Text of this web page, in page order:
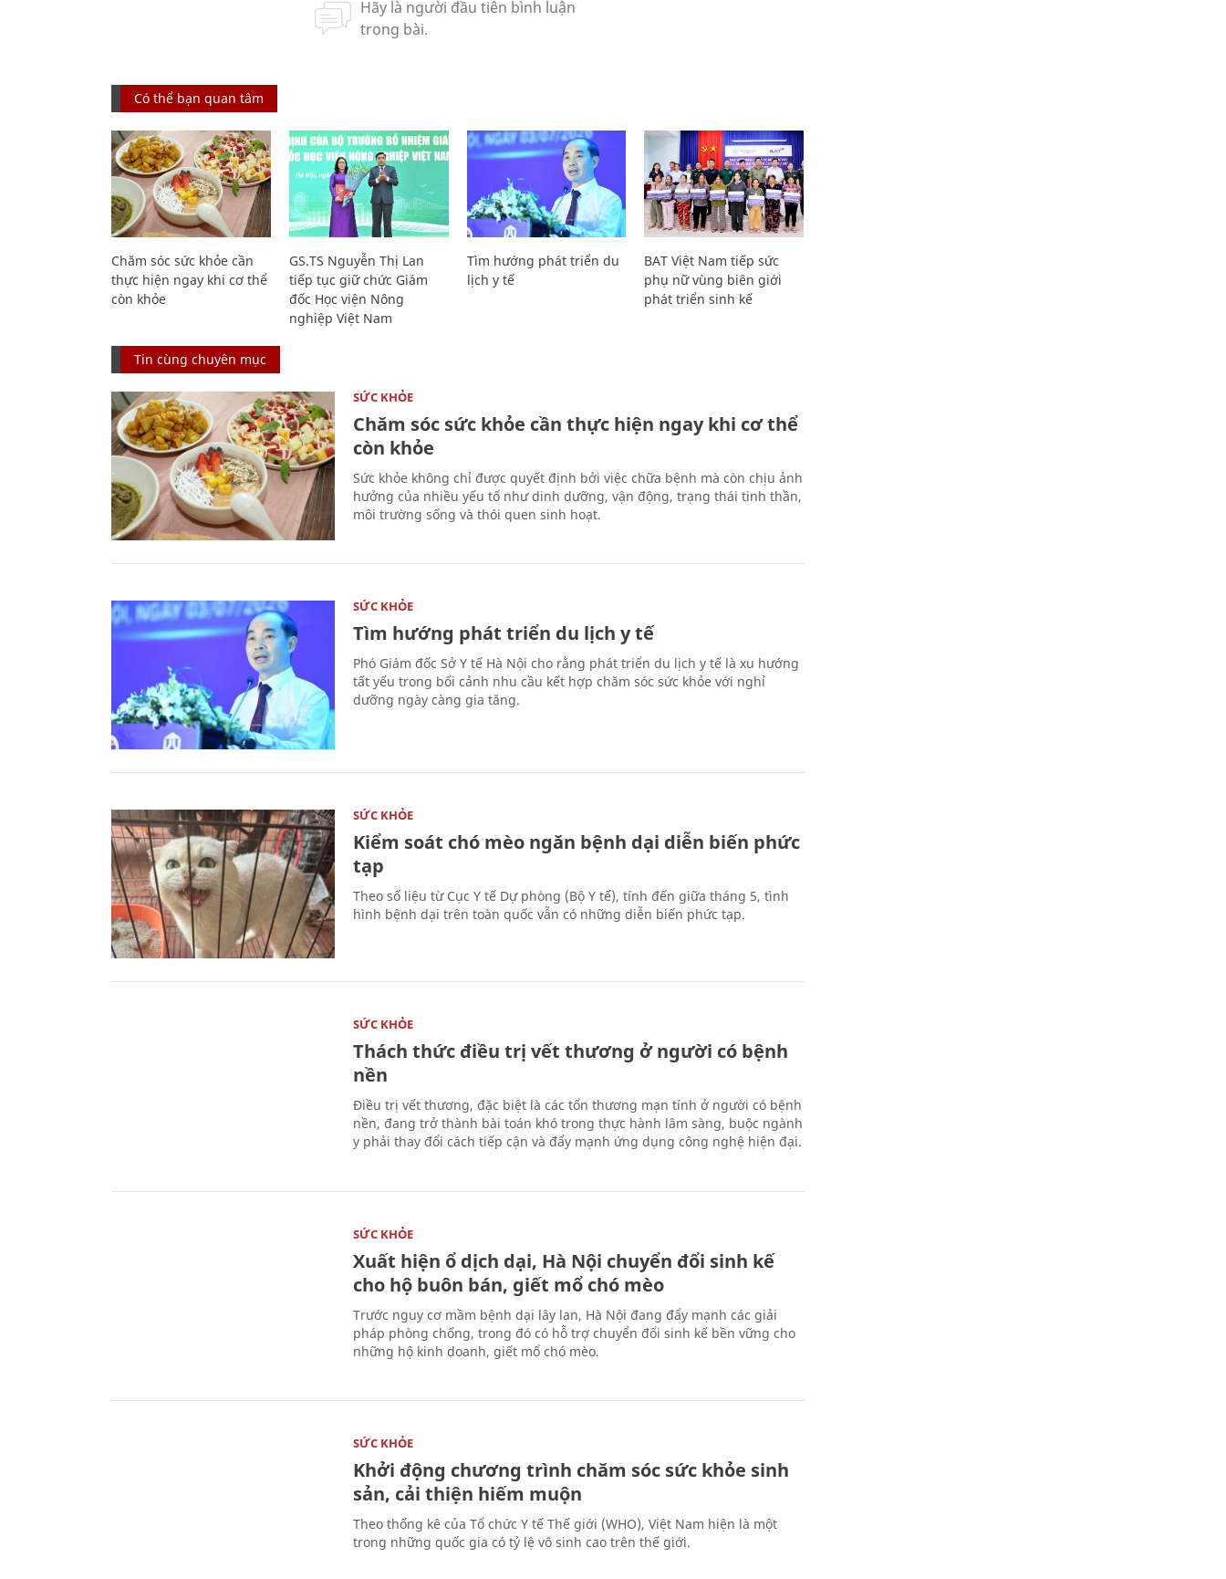
Có thể bạn quan tâm
Chăm sóc sức khỏe cần
thực hiện ngay khi cơ thể
còn khỏe
GS.TS Nguyễn Thị Lan
tiếp tục giữ chức Giám
đốc Học viện Nông
nghiệp Việt Nam
Tìm hướng phát triển du
lịch y tế
BAT Việt Nam tiếp sức
phụ nữ vùng biên giới
phát triển sinh kế
Tin cùng chuyên mục
SỨC KHỎE
Chăm sóc sức khỏe cần thực hiện ngay khi cơ thể
còn khỏe
Sức khỏe không chỉ được quyết định bởi việc chữa bệnh mà còn chịu ảnh
hưởng của nhiều yếu tố như dinh dưỡng, vận động, trạng thái tinh thần,
môi trường sống và thói quen sinh hoạt.
SỨC KHỎE
Tìm hướng phát triển du lịch y tế
Phó Giám đốc Sở Y tế Hà Nội cho rằng phát triển du lịch y tế là xu hướng
tất yếu trong bối cảnh nhu cầu kết hợp chăm sóc sức khỏe với nghỉ
dưỡng ngày càng gia tăng.
SỨC KHỎE
Kiểm soát chó mèo ngăn bệnh dại diễn biến phức
tạp
Theo số liệu từ Cục Y tế Dự phòng (Bộ Y tế), tính đến giữa tháng 5, tình
hình bệnh dại trên toàn quốc vẫn có những diễn biến phức tạp.
SỨC KHỎE
Thách thức điều trị vết thương ở người có bệnh
nền
Điều trị vết thương, đặc biệt là các tổn thương mạn tính ở người có bệnh
nền, đang trở thành bài toán khó trong thực hành lâm sàng, buộc ngành
y phải thay đổi cách tiếp cận và đẩy mạnh ứng dụng công nghệ hiện đại.
SỨC KHỎE
Xuất hiện ổ dịch dại, Hà Nội chuyển đổi sinh kế
cho hộ buôn bán, giết mổ chó mèo
Trước nguy cơ mầm bệnh dại lây lan, Hà Nội đang đẩy mạnh các giải
pháp phòng chống, trong đó có hỗ trợ chuyển đổi sinh kế bền vững cho
những hộ kinh doanh, giết mổ chó mèo.
SỨC KHỎE
Khởi động chương trình chăm sóc sức khỏe sinh
sản, cải thiện hiếm muộn
Theo thống kê của Tổ chức Y tế Thế giới (WHO), Việt Nam hiện là một
trong những quốc gia có tỷ lệ vô sinh cao trên thế giới.